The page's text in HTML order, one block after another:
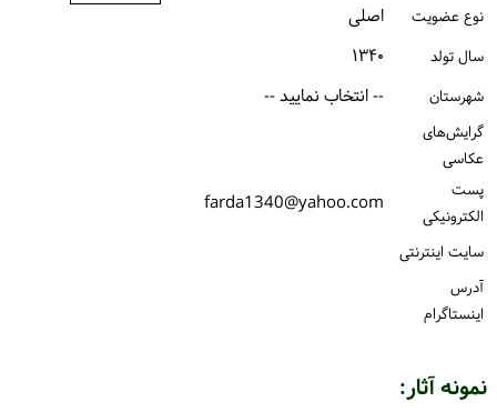
نوع عضویت اصلی
سال تولد ۱۳۴۰
شهرستان -- انتخاب نمایید --
گرایش‌های
عکاسی
پست
الكترونیكی
farda1340@yahoo.com
سایت اینترنتی
آدرس
اینستاگرام
نمونه آثار: